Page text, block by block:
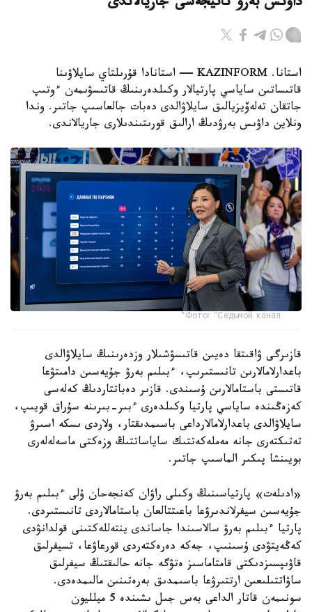
استانا. KAZINFORM — استانادا قۇرىلتاي سايلاۋىنا
قاتىساتىن ساياسي پارتيالار وكىلدەرىنىڭ قاتىسۋىمەن ءوتىپ
جاتقان تەلەۆيزيالىق سايلاۋالدى دەبات جالعاسىپ جاتىر. وندا
ونلاين داۋىس بەرۋدىڭ ارالىق قورىتىندىلارى جاريالاندى.
Фото: "Седьмой канал"
قازىرگى ۋاقىتقا دەيىن قاتىسۋشىلار وزدەرىنىڭ سايلاۋالدى
باعدارلامالارىن تانىستىرىپ، ءبىلىم بەرۋ جۇيەسىن دامىتۋعا
قاتىستى باستامالارىن ۇسىندى. قازىر دەباتتاردىڭ كەلەسى
كەزەڭىندە ساياسي پارتيا وكىلدەرى ءبىر-بىرىنە سۇراق قويىپ،
سايلاۋالدى باعدارلامالارداعى باسىمدىقتار، ولاردى ىسكە اسىرۋ
تەتىكتەرى جانە مەملەكەتتىك ساياساتتىڭ وزەكتى ماسەلەلەرى
بويىنشا پىكىر الماسىپ جاتىر.
«ادىلەت» پارتياسىنىڭ وكىلى راۋان كەنجەحان ۇلى ءبىلىم بەرۋ
جۇيەسىن سيفرلاندىرۋعا باعىتتالعان باستامالاردى تانىستىردى.
پارتيا ءبىلىم بەرۋ سالاسىندا جاساندى ينتەللەكتىنى قولدانۋدى
كەڭەيتۋدى ۇسىنىپ، جەكە دەرەكتەردى قورعاۋعا، تسيفرلىق
قاۋىپسىزدىكتى قامتاماسىز ەتۋگە جانە حالىقتىڭ سيفرلىق
ساۋاتتىلىعىن ارتتىرۋعا باسىمدىق بەرەتىنىن مالىمدەدى.
سونىمەن قاتار الداعى بەس جىل ىشىندە 5 ميلليون